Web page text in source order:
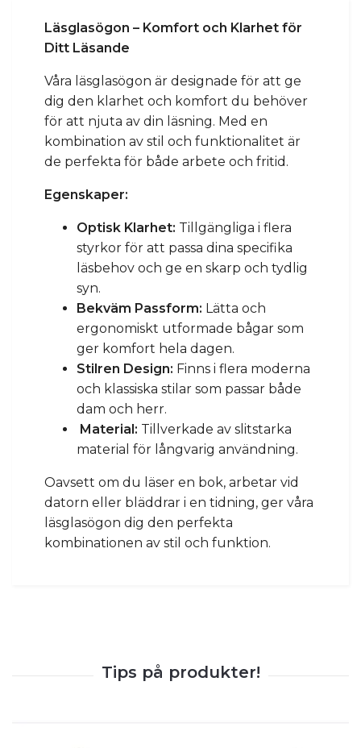
Läsglasögon – Komfort och Klarhet för
Ditt Läsande
Våra läsglasögon är designade för att ge
dig den klarhet och komfort du behöver
för att njuta av din läsning. Med en
kombination av stil och funktionalitet är
de perfekta för både arbete och fritid.
Egenskaper:
Optisk Klarhet: Tillgängliga i flera
styrkor för att passa dina specifika
läsbehov och ge en skarp och tydlig
syn.
Bekväm Passform: Lätta och
ergonomiskt utformade bågar som
ger komfort hela dagen.
Stilren Design: Finns i flera moderna
och klassiska stilar som passar både
dam och herr.
Material: Tillverkade av slitstarka
material för långvarig användning.
Oavsett om du läser en bok, arbetar vid
datorn eller bläddrar i en tidning, ger våra
läsglasögon dig den perfekta
kombinationen av stil och funktion.